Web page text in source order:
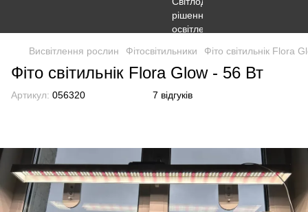
Висвітлення рослин Фітосвітильники Фіто світильнік Flora
Фіто світильнік Flora Glow - 56 Вт
Артикул: 056320 7 відгуків